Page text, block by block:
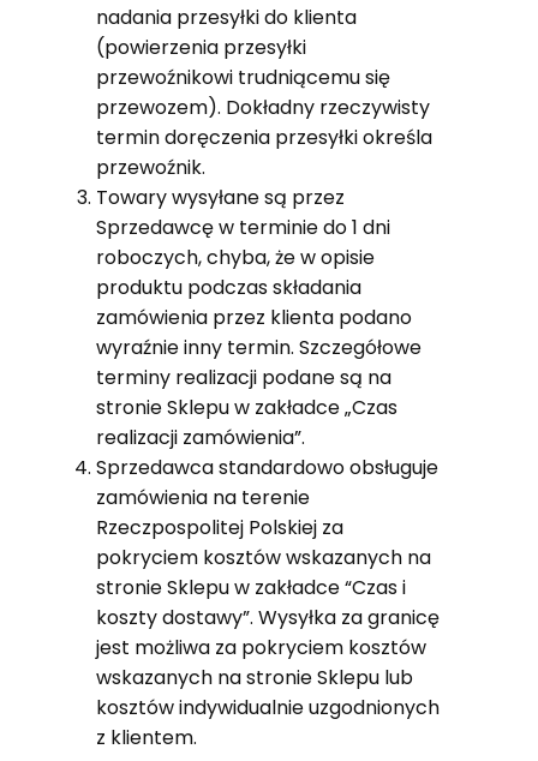
nadania przesyłki do klienta
(powierzenia przesyłki
przewoźnikowi trudniącemu się
przewozem). Dokładny rzeczywisty
termin doręczenia przesyłki określa
przewoźnik.
Towary wysyłane są przez
Sprzedawcę w terminie do 1 dni
roboczych, chyba, że w opisie
produktu podczas składania
zamówienia przez klienta podano
wyraźnie inny termin. Szczegółowe
terminy realizacji podane są na
stronie Sklepu w zakładce „Czas
realizacji zamówienia”.
Sprzedawca standardowo obsługuje
zamówienia na terenie
Rzeczpospolitej Polskiej za
pokryciem kosztów wskazanych na
stronie Sklepu w zakładce “Czas i
koszty dostawy”. Wysyłka za granicę
jest możliwa za pokryciem kosztów
wskazanych na stronie Sklepu lub
kosztów indywidualnie uzgodnionych
z klientem.